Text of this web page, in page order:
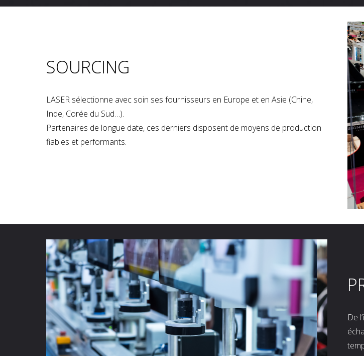
SOURCING
LASER sélectionne avec soin ses fournisseurs en Europe et en Asie (Chine,
Inde, Corée du Sud…).
Partenaires de longue date, ces derniers disposent de moyens de production
fiables et performants.
De